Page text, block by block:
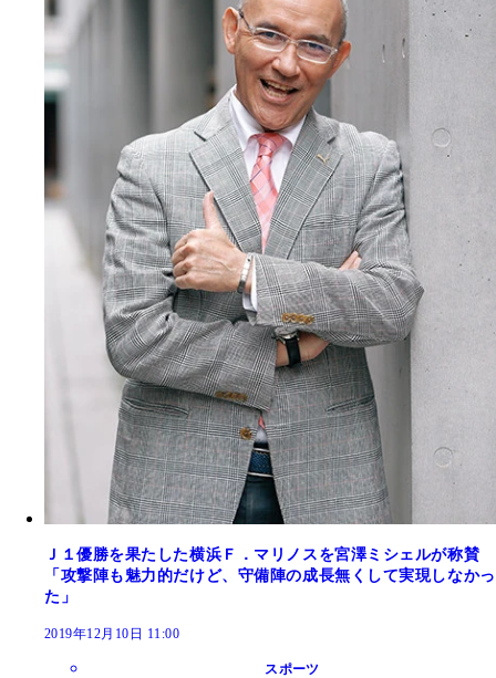
Ｊ１優勝を果たした横浜Ｆ．マリノスを宮澤ミシェルが称賛
「攻撃陣も魅力的だけど、守備陣の成長無くして実現しなかっ
た」
2019年12月10日 11:00
スポーツ